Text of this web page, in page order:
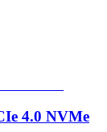
4.0 NVMe